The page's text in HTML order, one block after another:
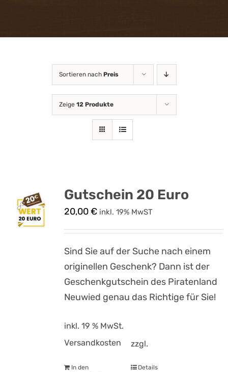
Gutscheinshop Online
Sortieren nach Preis
Zeige 12 Produkte
Gutschein 20 Euro
20,00€ inkl. 19% MwST
Sind Sie auf der Suche nach einem
originellen Geschenk? Dann ist der
Geschenkgutschein des Piratenland
Neuwied genau das Richtige für Sie!
inkl. 19 % MwSt.
zzgl.
Versandkosten
In den
Details